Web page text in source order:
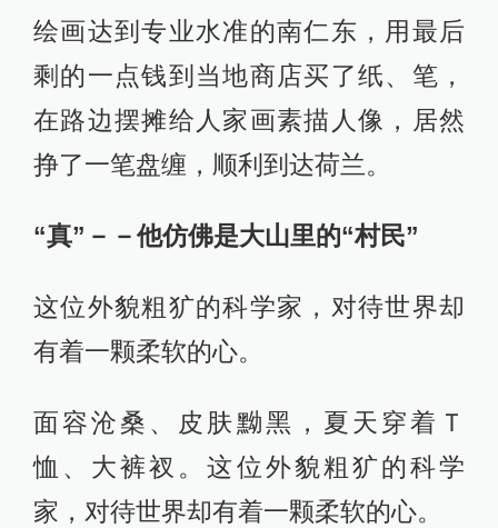
绘画达到专业水准的南仁东，用最后
剩的一点钱到当地商店买了纸、笔，
在路边摆摊给人家画素描人像，居然
挣了一笔盘缠，顺利到达荷兰。
“真”－－他仿佛是大山里的“村民”
这位外貌粗犷的科学家，对待世界却
有着一颗柔软的心。
面容沧桑、皮肤黝黑，夏天穿着Ｔ
恤、大裤衩。这位外貌粗犷的科学
家，对待世界却有着一颗柔软的心。